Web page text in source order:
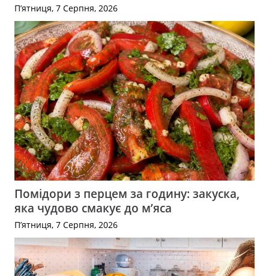
П’ятниця, 7 Серпня, 2026
Помідори з перцем за годину: закуска,
яка чудово смакує до м’яса
П’ятниця, 7 Серпня, 2026